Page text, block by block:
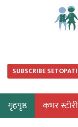
SUBSCRIBE SETOPATI
गृहपृष्ठ कभर स्टोरी